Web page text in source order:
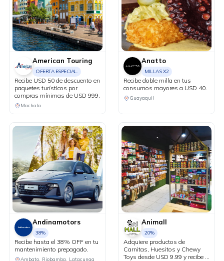
American Touring
OFERTA ESPECIAL.
Recibe USD 50 de descuento en
paquetes turísticos por
compras mínimas de USD 999.
Machala
Anatto
MILLAS X2
Recibe doble milla en tus
consumos mayores a USD 40.
Guayaquil
Andinamotors
38%
Recibe hasta el 38% OFF en tu
mantenimiento prepagado.
Ambato, Riobamba, Latacunga
Animall
20%
Adquiere productos de
Carnitas, Huesitos y Chewy
Toys desde USD 9.99 y recibe el